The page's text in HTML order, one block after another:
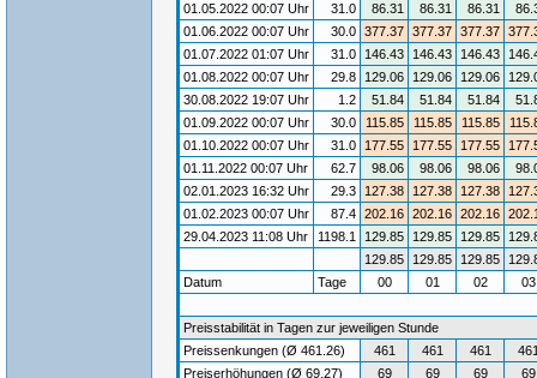
01.05.2022 00:07 Uhr
31.0 86.31 86.31 86.31
01.06.2022 00:07 Uhr
30.0 377.37 377.37 377.37
01.07.2022 01:07 Uhr
31.0 146.43 146.43 146.43
01.08.2022 00:07 Uhr
29.8 129.06 129.06 129.06
30.08.2022 19:07 Uhr
1.2 51.84 51.84 51.84
01.09.2022 00:07 Uhr
30.0 115.85 115.85 115.85
01.10.2022 00:07 Uhr
31.0 177.55 177.55 177.55
01.11.2022 00:07 Uhr
62.7 98.06 98.06 98.06
02.01.2023 16:32 Uhr
29.3 127.38 127.38 127.38
01.02.2023 00:07 Uhr
87.4 202.16 202.16 202.16
29.04.2023 11:08 Uhr
1198.1 129.85 129.85 129.85
129.85
129.85 129.85
Datum
Tage 00 01 02
Preisstabilität in Tagen zur jeweiligen Stunde
Preissenkungen (Ø 461.26)
461 461 461
Preiserhöhungen (Ø 69.27)
69 69 69 69